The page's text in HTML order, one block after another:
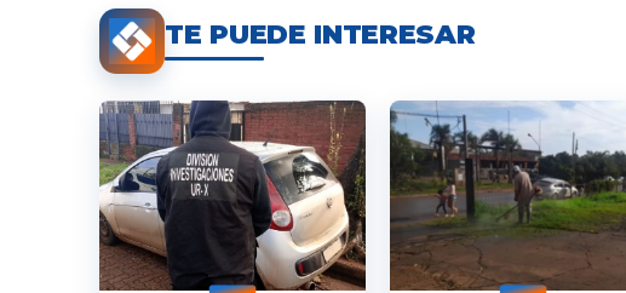
TE PUEDE INTERESAR